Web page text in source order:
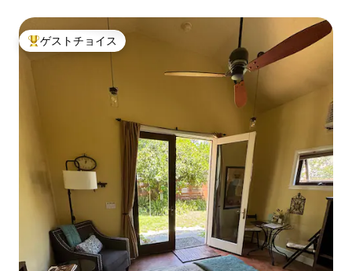
大好評のゲストチョイスです。
ゲストチョイス